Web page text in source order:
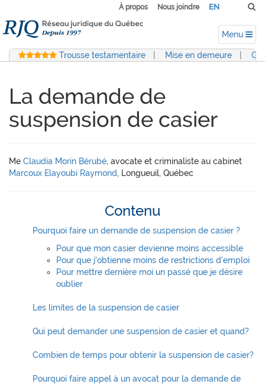
À propos Nous joindre EN
Menu
Trousse testamentaire Mise en demeure
La demande de
suspension de casier
Me Claudia Morin Bérubé, avocate et criminaliste au cabinet
Marcoux Elayoubi Raymond, Longueuil, Québec
Contenu
Pourquoi faire un demande de suspension de casier ?
Pour que mon casier devienne moins accessible
Pour que j'obtienne moins de restrictions d'emploi
Pour mettre dernière moi un passé que je désire
oublier
Les limites de la suspension de casier
Qui peut demander une suspension de casier et quand?
Combien de temps pour obtenir la suspension de casier?
Pourquoi faire appel à un avocat pour la demande de